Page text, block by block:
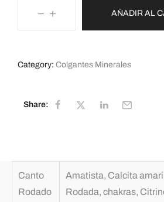
AÑADIR AL
Category: Colgantes Minerales
Share:
Canto
Rodado
Amatista, Calcita
Rodada, chakras,